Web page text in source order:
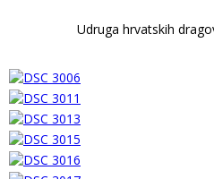
Udruga hrvatskih